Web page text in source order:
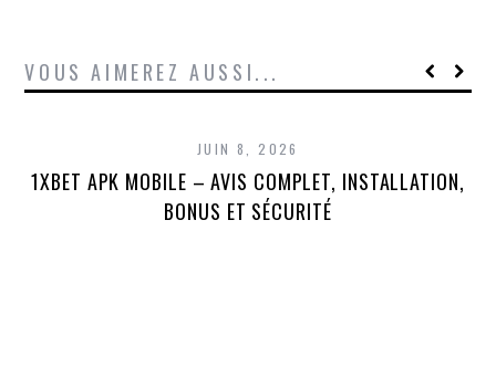
VOUS AIMEREZ AUSSI...
JUIN 8, 2026
1XBET APK MOBILE – AVIS COMPLET, INSTALLATION,
BONUS ET SÉCURITÉ